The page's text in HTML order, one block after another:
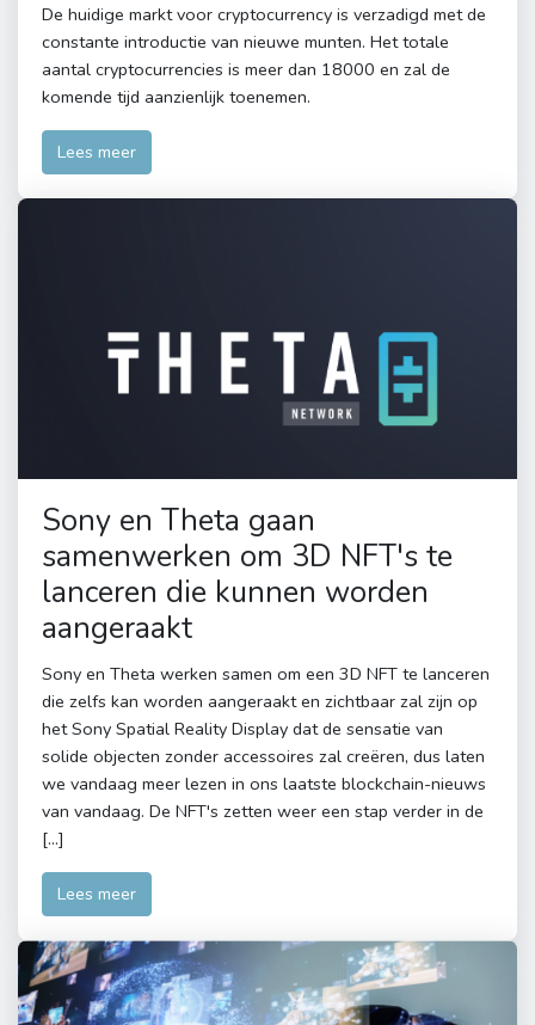
De huidige markt voor cryptocurrency is verzadigd met de
constante introductie van nieuwe munten. Het totale
aantal cryptocurrencies is meer dan 18000 en zal de
komende tijd aanzienlijk toenemen.
Lees meer
Sony en Theta gaan
samenwerken om 3D NFT's te
lanceren die kunnen worden
aangeraakt
Sony en Theta werken samen om een ​​3D NFT te lanceren
die zelfs kan worden aangeraakt en zichtbaar zal zijn op
het Sony Spatial Reality Display dat de sensatie van
solide objecten zonder accessoires zal creëren, dus laten
we vandaag meer lezen in ons laatste blockchain-nieuws
van vandaag. De NFT's zetten weer een stap verder in de
[…]
Lees meer